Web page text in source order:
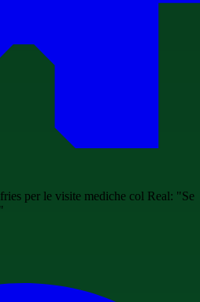
per le visite mediche col Real: "Se